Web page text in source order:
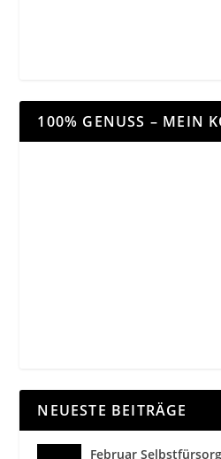
100% GENUSS – MEIN
NEUESTE BEITRÄGE
Februar